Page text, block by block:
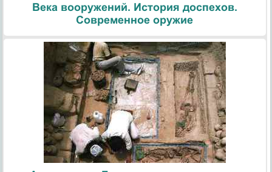
Века вооружений. История доспехов.
Современное оружие